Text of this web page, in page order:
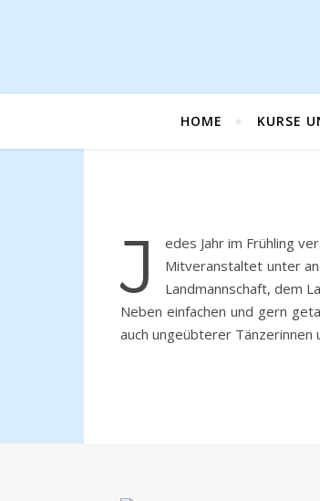
HOME KURSE
J
edes Jahr im Frühling
Mitveranstaltet unter
Landmannschaft, dem
Neben einfachen und gern
auch ungeübterer Tänzerinnen